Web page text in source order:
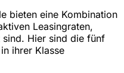
bieten eine Kombination
Leasingraten,
Hier sind die fünf
ihrer Klasse